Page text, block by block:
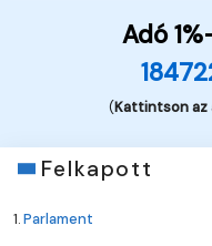
Adó
(Kattintson az
Felkapott
1.Parlament